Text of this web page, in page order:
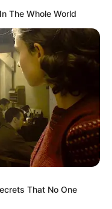
The Whole World
That No One